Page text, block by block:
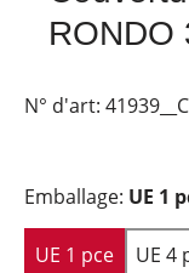
RONDO
N° d'art:
Emballage: UE 1
UE 1 pce UE 4